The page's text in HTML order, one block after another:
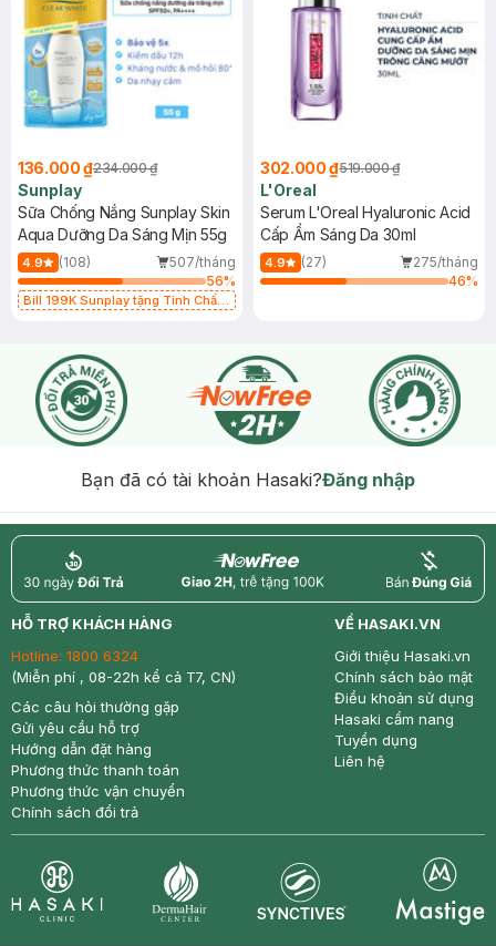
136.000 ₫234.000 ₫
Sunplay
Sữa Chống Nắng Sunplay Skin
Aqua Dưỡng Da Sáng Mịn 55g
4.9 (108)
507/tháng
56%
Bill 199K Sunplay tặng Tinh Chất
302.000 ₫519.000 ₫
L'Oreal
Serum L'Oreal Hyaluronic Acid
Cấp Ẩm Sáng Da 30ml
4.9 (27)
275/tháng
46%
Bạn đã có tài khoản Hasaki?Đăng nhập
return nowfree price
HỖ TRỢ KHÁCH HÀNG
Hotline: 1800 6324
(Miễn phí , 08-22h kể cả T7, CN)
Các câu hỏi thường gặp
Gửi yêu cầu hỗ trợ
Hướng dẫn đặt hàng
Phương thức thanh toán
Phương thức vận chuyển
Chính sách đổi trả
VỀ HASAKI.VN
Giới thiệu Hasaki.vn
Chính sách bảo mật
Điều khoản sử dụng
Hasaki cẩm nang
Tuyển dụng
Liên hệ